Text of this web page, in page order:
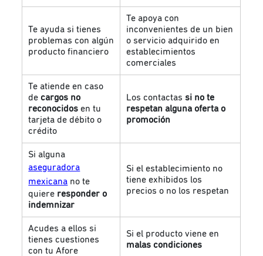
Te ayuda si tienes
problemas con algún
producto financiero
Te apoya con
inconvenientes de un bien
o servicio adquirido en
establecimientos
comerciales
Te atiende en caso
decargos no
reconocidos en tu
tarjeta de débito o
crédito
Los contactas si no te
respetan alguna oferta o
promoción
Si alguna
aseguradora
mexicana no te
quiere responder o
indemnizar
Si el establecimiento no
tiene exhibidos los
precios o no los respetan
Acudes a ellos si
tienes cuestiones
con tu Afore
Si el producto viene en
malas condiciones